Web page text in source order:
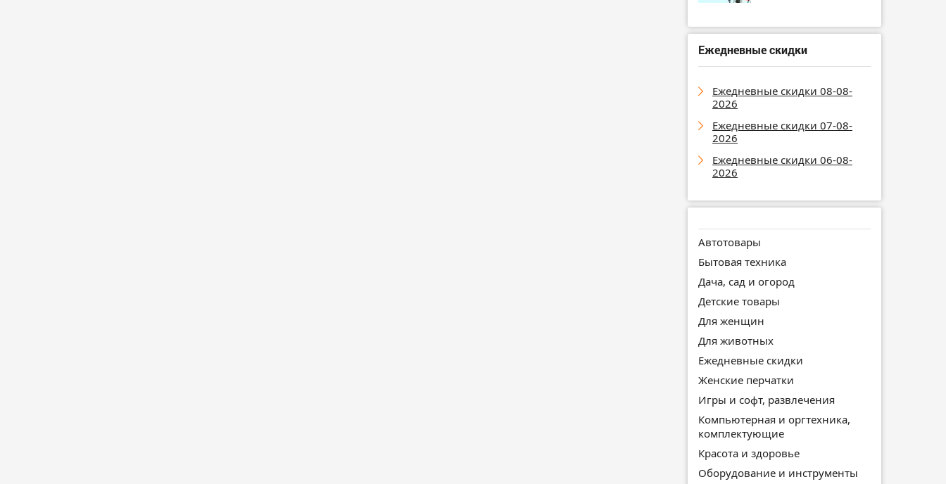
Ежедневные скидки
Ежедневные скидки 08-08-
2026
Ежедневные скидки 07-08-
2026
Ежедневные скидки 06-08-
2026
Автотовары
Бытовая техника
Дача, сад и огород
Детские товары
Для женщин
Для животных
Ежедневные скидки
Женские перчатки
Игры и софт, развлечения
Компьютерная и оргтехника,
комплектующие
Красота и здоровье
Оборудование и инструменты